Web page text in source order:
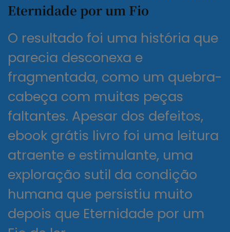
Eternidade por um Fio
O resultado foi uma história que
parecia desconexa e
fragmentada, como um quebra-
cabeça com muitas peças
faltantes. Apesar dos defeitos,
ebook grátis livro foi uma leitura
atraente e estimulante, uma
exploração sutil da condição
humana que persistiu muito
depois que Eternidade por um